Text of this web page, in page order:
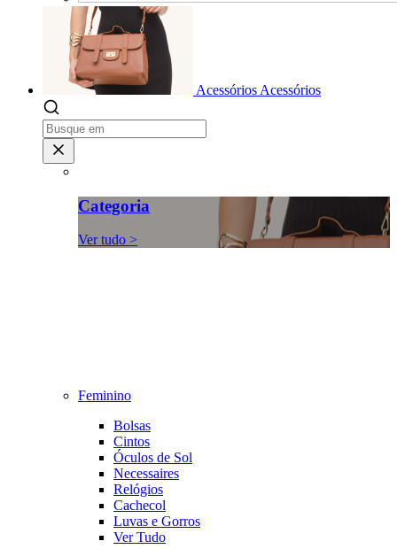
Acessórios Acessórios
Categoria
Ver tudo >
Feminino
Bolsas
Cintos
Óculos de Sol
Necessaires
Relógios
Cachecol
Luvas e Gorros
Ver Tudo